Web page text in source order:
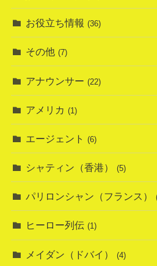
お役立ち情報 (36)
その他 (7)
アナウンサー (22)
アメリカ (1)
エージェント (6)
シャティン（香港） (5)
パリロンシャン（フランス）
ヒーロー列伝 (1)
メイダン（ドバイ） (4)